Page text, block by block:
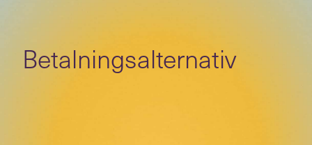
Betalningsalternativ